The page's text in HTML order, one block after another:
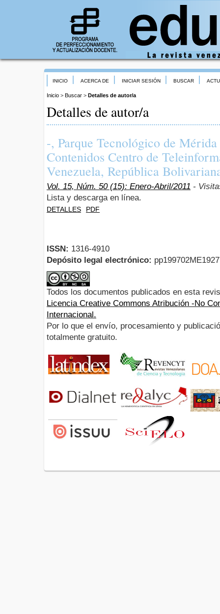
INICIO ACERCA DE INICIAR SESIÓN BUSCAR
Inicio > Buscar > Detalles de autor/a
Detalles de autor/a
-, Parque Tecnológico de
Contenidos Centro de
Venezuela, República
Vol. 15, Núm. 50 (15): Enero-Abril/2011 -
Lista y descarga en línea.
DETALLES PDF
ISSN: 1316-4910
Depósito legal electrónico:
Todos los documentos publicados en esta
Licencia Creative Commons Atribución -No
Internacional.
Por lo que el envío, procesamiento y
totalmente gratuito.